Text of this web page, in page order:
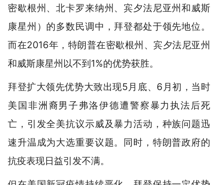
密歇根州、北卡罗来纳州、宾夕法尼亚州和威斯
康星州）的多数民调中，拜登都处于领先地位。
而在2016年，特朗普在密歇根州、宾夕法尼亚州
和威斯康星州以不到1%的优势获胜。
拜登扩大领先优势大致出现5月底、6月初，当时
美国非洲裔男子弗洛伊德遭警察暴力执法后死
亡，引发全美抗议示威及暴力活动，种族问题迅
速升温成为大选重要议题。同时，特朗普政府的
抗疫表现日益引发不满。